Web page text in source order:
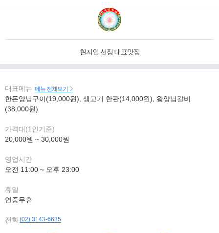
현지인 선정 대표맛집
대표메뉴 메뉴 전체보기
한돈양념구이(19,000원), 생고기 한판(14,000원), 왕양념갈비
(38,000원)
가격대(1인기준)
20,000원 ~ 30,000원
영업시간
오전 11:00 ~ 오후 23:00
휴일
연중무휴
전화(02) 3143-6635